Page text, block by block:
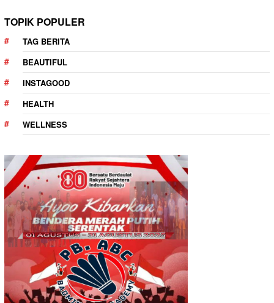
TOPIK POPULER
TAG BERITA
BEAUTIFUL
INSTAGOOD
HEALTH
WELLNESS